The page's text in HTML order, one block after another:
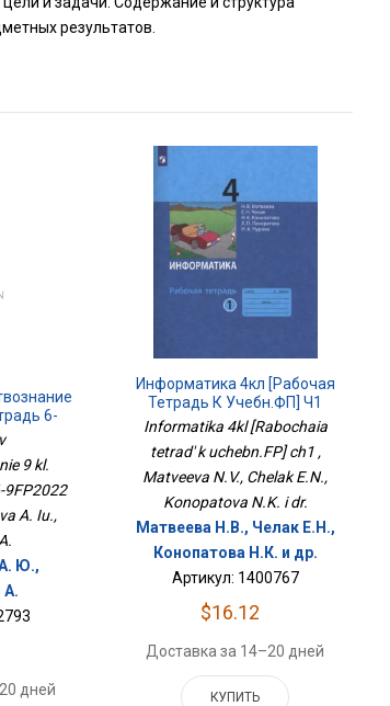
результатов.
6-
9 kl.
9FP2022
A. Iu.,
Ю.,
А.
дней
Информатика 4кл [Рабочая
Тетрадь К Учебн.ФП] Ч1
Informatika 4kl [Rabochaia
tetrad' k uchebn.FP] ch1 ,
Matveeva N.V., Chelak E.N.,
Konopatova N.K. i dr.
Матвеева Н.В., Челак Е.Н.,
Конопатова Н.К. и др.
Артикул: 1400767
$16.12
Доставка за 14–20 дней
КУПИТЬ